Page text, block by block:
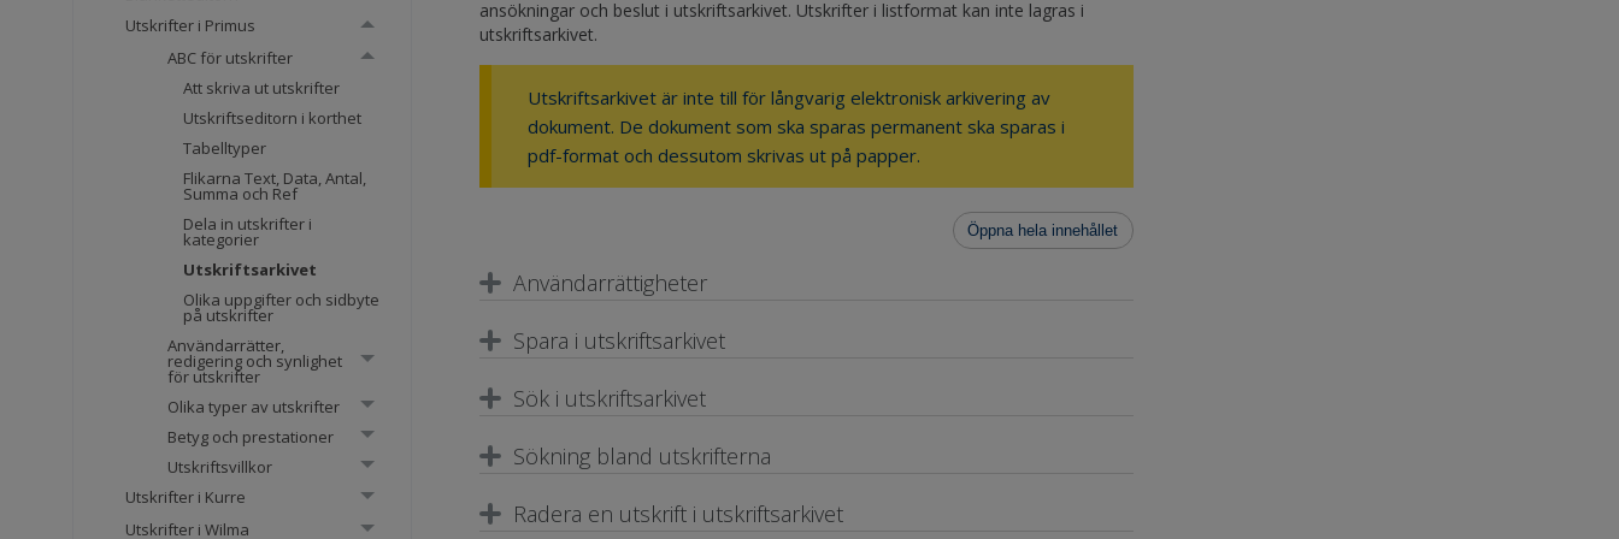
Utskrifter i Primus
ABC för utskrifter
Att skriva ut utskrifter
Utskriftseditorn i korthet
Tabelltyper
Flikarna Text, Data, Antal,
Summa och Ref
Dela in utskrifter i
kategorier
Utskriftsarkivet
Olika uppgifter och sidbyte
på utskrifter
Användarrätter,
redigering och synlighet
för utskrifter
Olika typer av utskrifter
Betyg och prestationer
Utskriftsvillkor
Utskrifter i Kurre
Utskrifter i Wilma
ansökningar och beslut i utskriftsarkivet. Utskrifter i listformat kan inte lagras i
utskriftsarkivet.
Utskriftsarkivet är inte till för långvarig elektronisk arkivering av
dokument. De dokument som ska sparas permanent ska sparas i
pdf-format och dessutom skrivas ut på papper.
Öppna hela innehållet
Användarrättigheter
Spara i utskriftsarkivet
Sök i utskriftsarkivet
Sökning bland utskrifterna
Radera en utskrift i utskriftsarkivet